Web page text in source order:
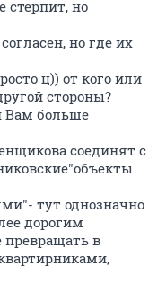
стерпит, но
но где их
ц)) от кого или
стороны?
Вам больше
соединят с
тут однозначно
дорогим
в